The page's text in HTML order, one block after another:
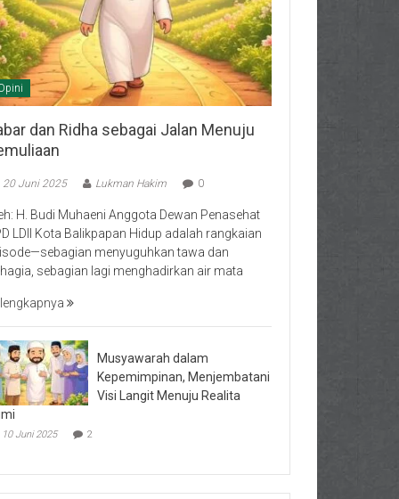
dan Ridha sebagai Jalan Menuju
20 Juni 2025 Lukman Hakim 0
H. Budi Muhaeni Anggota Dewan Penasehat
LDII Kota Balikpapan Hidup adalah rangkaian
menyuguhkan tawa dan
sebagian lagi menghadirkan air mata
Musyawarah dalam
Kepemimpinan, Menjembatani
Visi Langit Menuju Realita
10 Juni 2025 2